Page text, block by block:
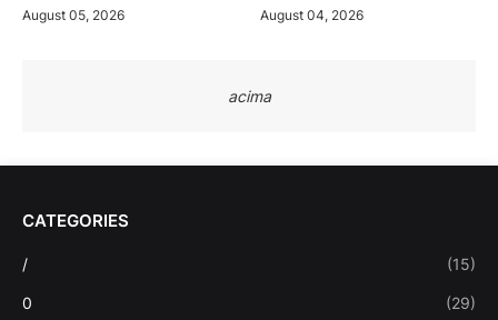
August 05, 2026 August 04, 2026
acima
CATEGORIES
/ (15)
0 (29)